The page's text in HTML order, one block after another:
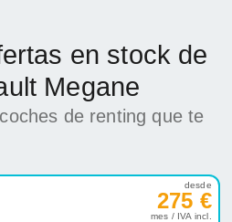
en stock de
Megane
de renting que te
desde
275 €
mes / IVA incl.